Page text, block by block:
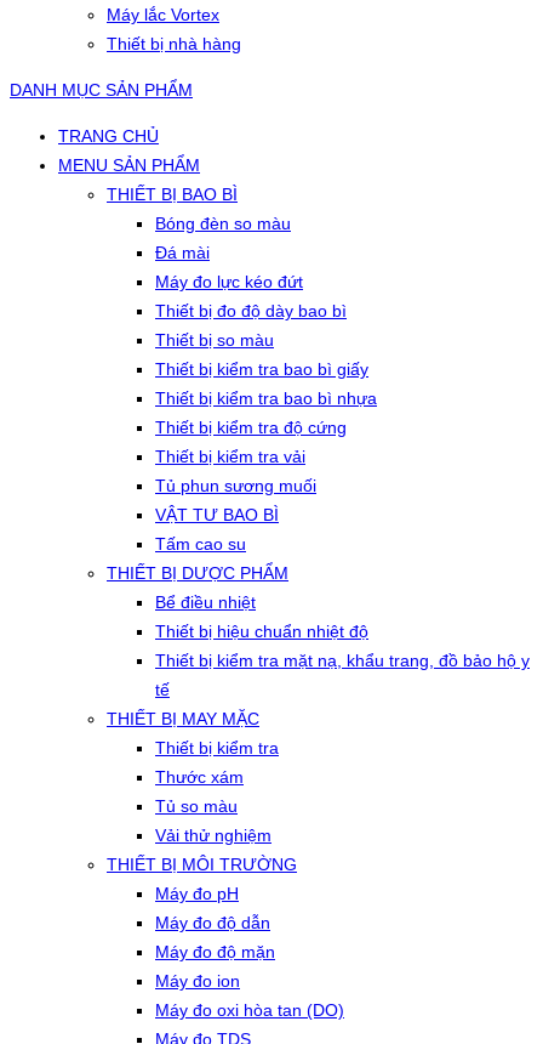
Máy lắc Vortex
Thiết bị nhà hàng
DANH MỤC SẢN PHẨM
TRANG CHỦ
MENU SẢN PHẨM
THIẾT BỊ BAO BÌ
Bóng đèn so màu
Đá mài
Máy đo lực kéo đứt
Thiết bị đo độ dày bao bì
Thiết bị so màu
Thiết bị kiểm tra bao bì giấy
Thiết bị kiểm tra bao bì nhựa
Thiết bị kiểm tra độ cứng
Thiết bị kiểm tra vải
Tủ phun sương muối
VẬT TƯ BAO BÌ
Tấm cao su
THIẾT BỊ DƯỢC PHẨM
Bể điều nhiệt
Thiết bị hiệu chuẩn nhiệt độ
Thiết bị kiểm tra mặt nạ, khẩu trang, đồ bảo hộ y
tế
THIẾT BỊ MAY MẶC
Thiết bị kiểm tra
Thước xám
Tủ so màu
Vải thử nghiệm
THIẾT BỊ MÔI TRƯỜNG
Máy đo pH
Máy đo độ dẫn
Máy đo độ mặn
Máy đo ion
Máy đo oxi hòa tan (DO)
Máy đo TDS